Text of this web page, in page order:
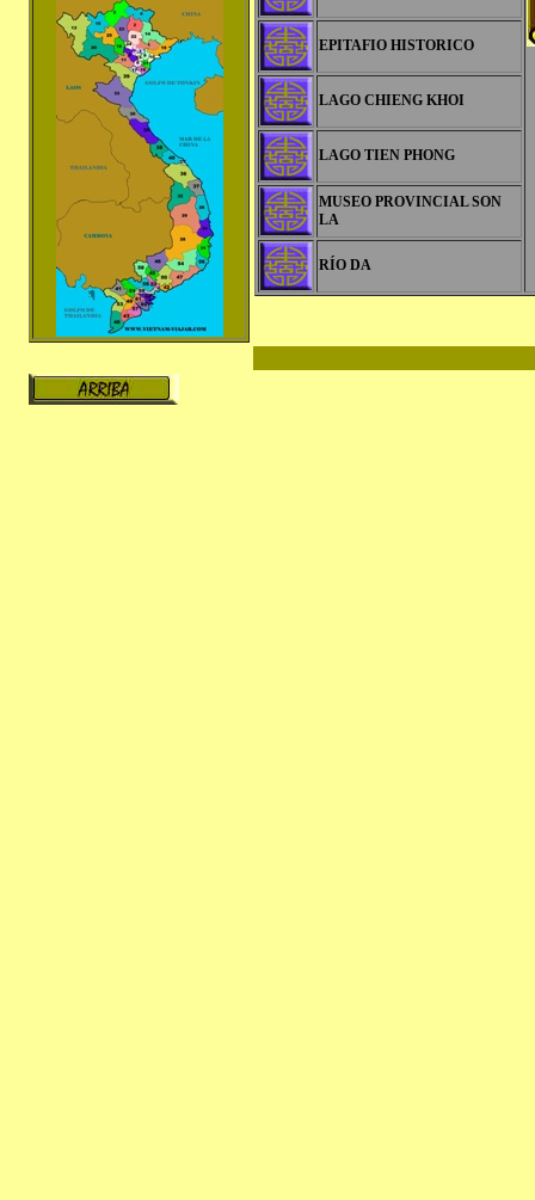
EPITAFIO HISTORICO
LAGO CHIENG KHOI
LAGO TIEN PHONG
MUSEO PROVINCIAL SON
LA
RÍO DA